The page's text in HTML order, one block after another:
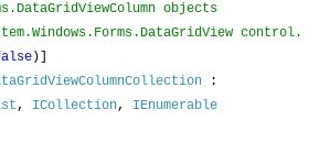
objects
control.
)]
:
, ICollection, IEnumerable